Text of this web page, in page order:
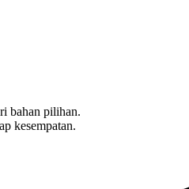
bahan pilihan.
kesempatan.